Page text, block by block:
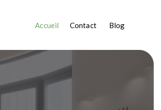
Accueil Contact Blog